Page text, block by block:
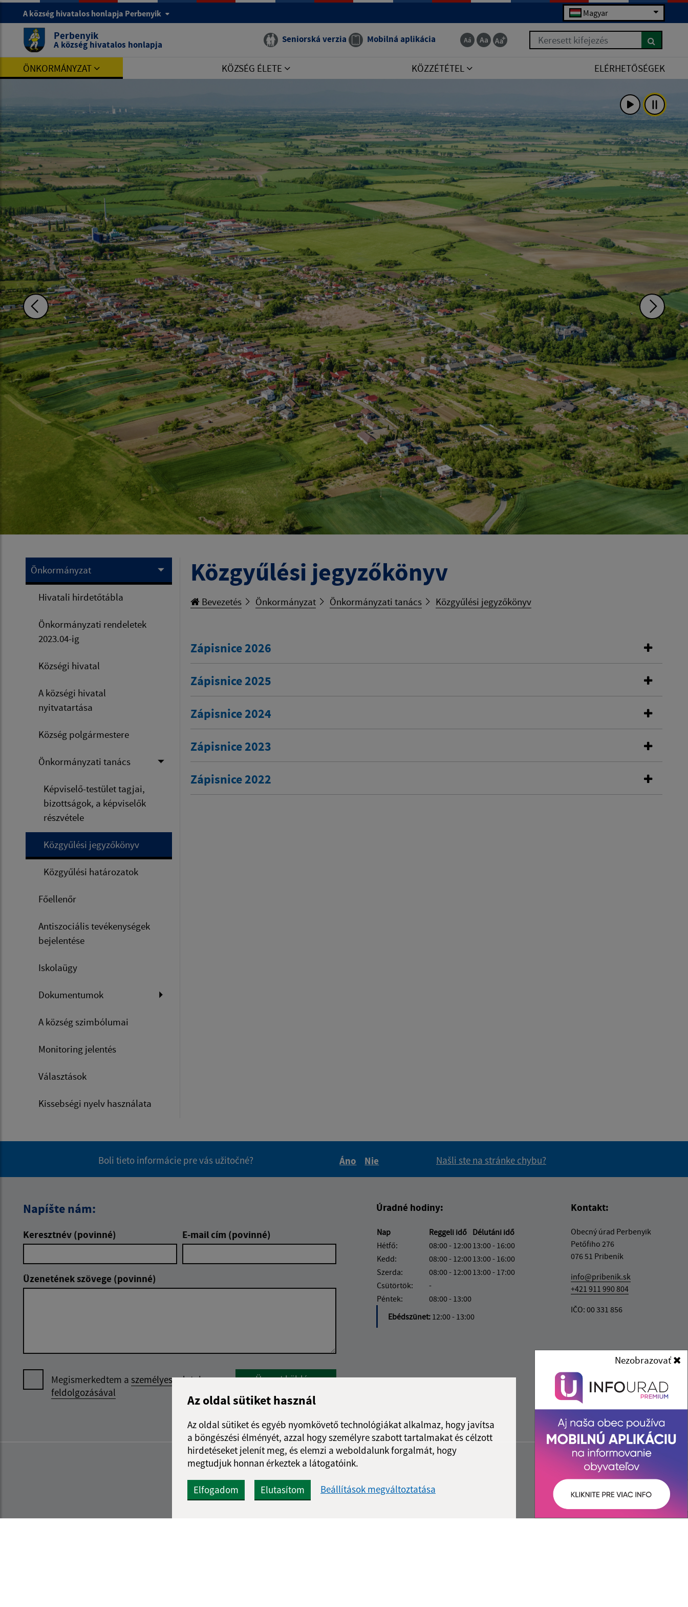
Az oldal sütiket használ
Az oldal sütiket és egyéb nyomkövető technológiákat alkalmaz, hogy javítsa
a böngészési élményét, azzal hogy személyre szabott tartalmakat és célzott
hirdetéseket jelenít meg, és elemzi a weboldalunk forgalmát, hogy
megtudjuk honnan érkeztek a látogatóink.
Elfogadom Elutasítom Beállítások megváltoztatása
Nezobrazovať
A község hivatalos honlapja Perbenyik Magyar
Perbenyik
A község hivatalos honlapja Seniorská verzia Mobilná aplikácia Keresett kifejezés
ÖNKORMÁNYZAT KÖZSÉG ÉLETE KÖZZÉTÉTEL ELÉRHETŐSÉGEK
Önkormányzat
Hivatali hirdetőtábla
Önkormányzati rendeletek
2023.04-ig
Községi hivatal
A községi hivatal
nyitvatartása
Község polgármestere
Önkormányzati tanács
Képviselő-testület tagjai,
bizottságok, a képviselők
részvétele
Közgyűlési jegyzőkönyv
Közgyűlési határozatok
Főellenőr
Antiszociális tevékenységek
bejelentése
Iskolaügy
Dokumentumok
A község szimbólumai
Monitoring jelentés
Választások
Kissebségi nyelv használata
Közgyűlési jegyzőkönyv
Bevezetés Önkormányzat Önkormányzati tanács Közgyűlési jegyzőkönyv
Zápisnice 2026
Zápisnice 2025
Zápisnice 2024
Zápisnice 2023
Zápisnice 2022
Boli tieto informácie pre vás užitočné?
Áno
Nie
Našli ste na stránke chybu?
Napíšte nám:
Keresztnév (povinné) E-mail cím (povinné)
Üzenetének szövege (povinné)
Megismerkedtem a személyes adatok
feldolgozásával
Üzenet küldése
Úradné hodiny:
Nap Reggeli idő Délutáni idő
Hétfő:
08:00 - 12:0013:00 - 16:00
Kedd:
08:00 - 12:0013:00 - 16:00
Szerda:
08:00 - 12:0013:00 - 17:00
Csütörtök:
-
Péntek:
08:00 - 13:00
Ebédszünet: 12:00 - 13:00
Kontakt:
Obecný úrad Perbenyik
Petőfiho 276
076 51 Pribeník
info@pribenik.sk
+421 911 990 804
IČO: 00 331 856